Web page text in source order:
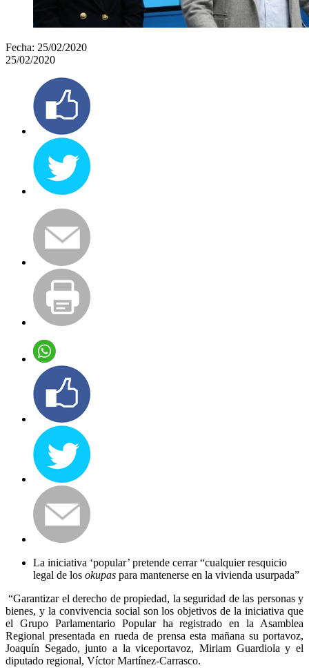
Fecha: 25/02/2020
25/02/2020
La iniciativa ‘popular’ pretende cerrar “cualquier resquicio
legal de los okupas para mantenerse en la vivienda usurpada”
“Garantizar el derecho de propiedad, la seguridad de las personas y
bienes, y la convivencia social son los objetivos de la iniciativa que
el Grupo Parlamentario Popular ha registrado en la Asamblea
Regional presentada en rueda de prensa esta mañana su portavoz,
Joaquín Segado, junto a la viceportavoz, Miriam Guardiola y el
diputado regional, Víctor Martínez-Carrasco.